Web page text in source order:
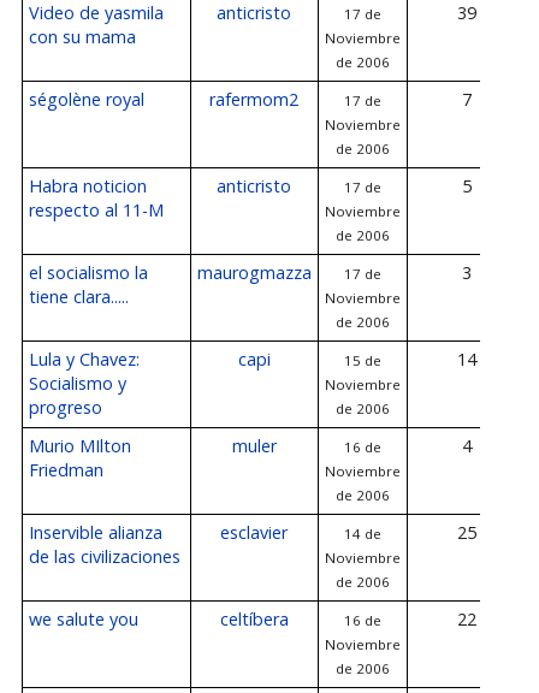
Video de yasmila
con su mama
anticristo
17 de
Noviembre
de 2006
39
ségolène royal rafermom2
17 de
Noviembre
de 2006
7
Habra noticion
respecto al 11-M
anticristo
17 de
Noviembre
de 2006
5
el socialismo la
tiene clara.....
maurogmazza
17 de
Noviembre
de 2006
3
Lula y Chavez:
Socialismo y
progreso
capi
15 de
Noviembre
de 2006
14
Murio MIlton
Friedman
muler
16 de
Noviembre
de 2006
4
Inservible alianza
de las civilizaciones
esclavier
14 de
Noviembre
de 2006
25
we salute you celtíbera
16 de
Noviembre
de 2006
22